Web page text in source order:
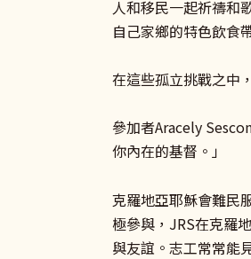
人和移民一起祈禱和
自己家鄉的特色飲食
在這些孤立挑戰之中
參加者Aracely
你內在的基督。」
克羅地亞耶穌會難民
極參與，JRS在克羅
與友誼。志工常常能